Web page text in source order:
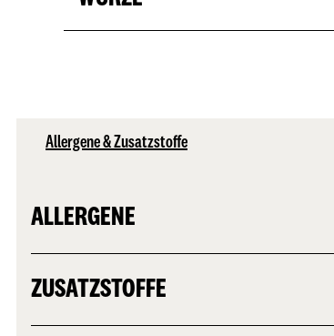
Allergene & Zusatzstoffe
ALLERGENE
ZUSATZSTOFFE